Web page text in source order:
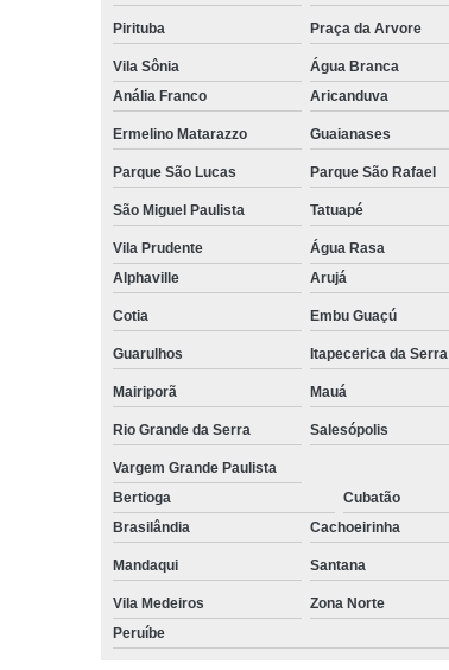
Pirituba Praça da Arvore
Vila Sônia
Água Branca
Anália Franco
Aricanduva
Ermelino Matarazzo Guaianases
Parque São Lucas Parque São Rafael
São Miguel Paulista Tatuapé
Vila Prudente
Água Rasa
Alphaville
Arujá
Cotia Embu Guaçú
Guarulhos Itapecerica da Serra
Mairiporã Mauá
Rio Grande da Serra Salesópolis
Vargem Grande Paulista
Bertioga
Cubatão
Brasilândia
Cachoeirinha
Mandaqui Santana
Vila Medeiros
Zona Norte
Peruíbe